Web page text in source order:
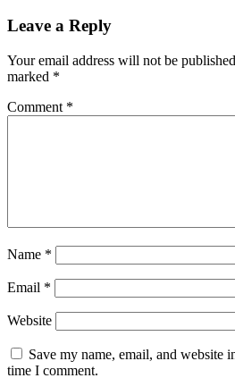
Leave a Reply
Your email address will not be
marked *
Comment *
Name *
Email *
Website
Save my name, email, and website
time I comment.